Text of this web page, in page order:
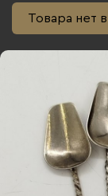
Товара нет